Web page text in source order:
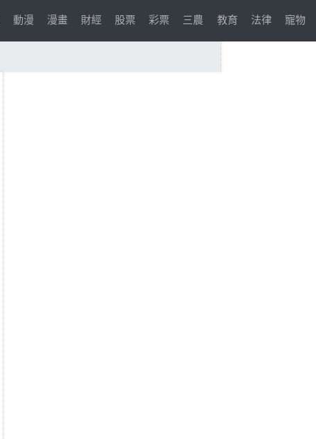
動漫 漫畫 財經 股票 彩票 三農 教育 法律 寵物